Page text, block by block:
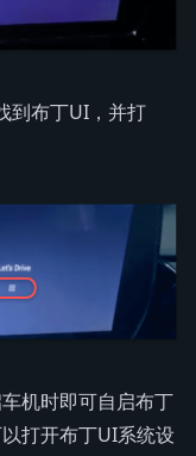
到布丁UI，并打
机时即可自启布丁
打开布丁UI系统设